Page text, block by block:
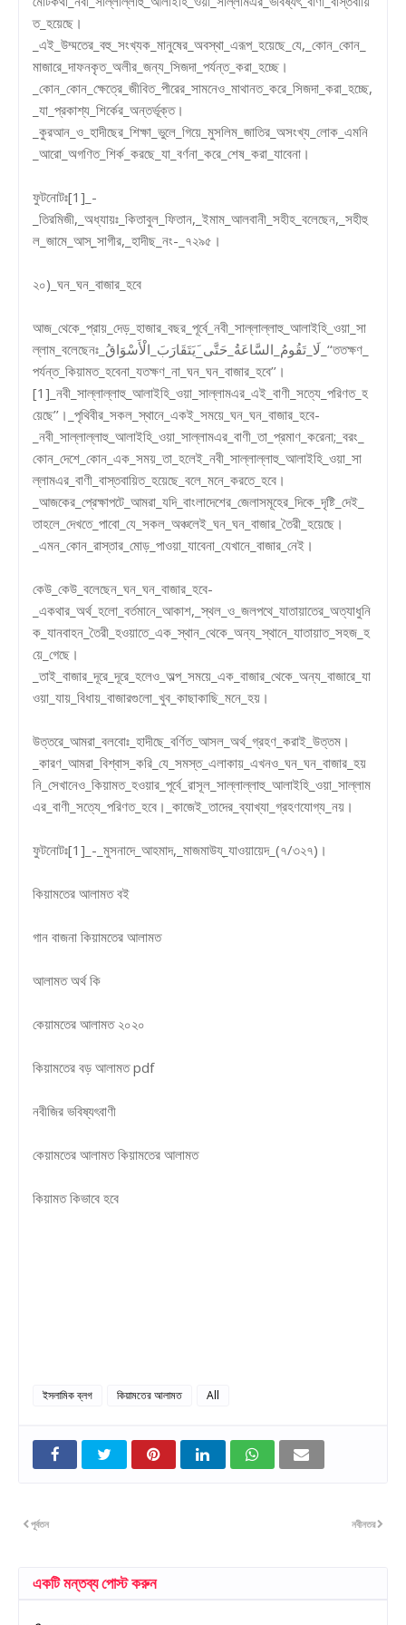
ত_হয়েছে।
_এই_উম্মতের_বহু_সংখ্যক_মানুষের_অবস্থা_এরূপ_হয়েছে_যে,_কোন_কোন_
মাজারে_দাফনকৃত_অলীর_জন্য_সিজদা_পর্যন্ত_করা_হচ্ছে।
_কোন_কোন_ক্ষেত্রে_জীবিত_পীরের_সামনেও_মাথানত_করে_সিজদা_করা_হচ্ছে,
_যা_প্রকাশ্য_শির্কের_অন্তর্ভূক্ত।
_কুরআন_ও_হাদীছের_শিক্ষা_ভুলে_গিয়ে_মুসলিম_জাতির_অসংখ্য_লোক_এমনি
_আরো_অগণিত_শির্ক_করছে_যা_বর্ণনা_করে_শেষ_করা_যাবেনা।
ফুটনোটঃ[1]_-
_তিরমিজী,_অধ্যায়ঃ_কিতাবুল_ফিতান,_ইমাম_আলবানী_সহীহ_বলেছেন,_সহীহু
ল_জামে_আস্_সাগীর,_হাদীছ_নং-_৭২৯৫।
২০)_ঘন_ঘন_বাজার_হবে
আজ_থেকে_প্রায়_দেড়_হাজার_বছর_পূর্বে_নবী_সাল্লাল্লাহু_আলাইহি_ওয়া_সা
ল্লাম_বলেছেনঃ_لَا_تَقُومُ_السَّاعَةُ_حَتَّى_َيَتَقَارَبَ_الْأَسْوَاقُ_‘‘ততক্ষণ_
পর্যন্ত_কিয়ামত_হবেনা_যতক্ষণ_না_ঘন_ঘন_বাজার_হবে’’।
[1]_নবী_সাল্লাল্লাহু_আলাইহি_ওয়া_সাল্লামএর_এই_বাণী_সত্যে_পরিণত_হ
য়েছে’’।_পৃথিবীর_সকল_স্থানে_একই_সময়ে_ঘন_ঘন_বাজার_হবে-
_নবী_সাল্লাল্লাহু_আলাইহি_ওয়া_সাল্লামএর_বাণী_তা_প্রমাণ_করেনা;_বরং_
কোন_দেশে_কোন_এক_সময়_তা_হলেই_নবী_সাল্লাল্লাহু_আলাইহি_ওয়া_সা
ল্লামএর_বাণী_বাস্তবায়িত_হয়েছে_বলে_মনে_করতে_হবে।
_আজকের_প্রেক্ষাপটে_আমরা_যদি_বাংলাদেশের_জেলাসমূহের_দিকে_দৃষ্টি_দেই_
তাহলে_দেখতে_পাবো_যে_সকল_অঞ্চলেই_ঘন_ঘন_বাজার_তৈরী_হয়েছে।
_এমন_কোন_রাস্তার_মোড়_পাওয়া_যাবেনা_যেখানে_বাজার_নেই।
কেউ_কেউ_বলেছেন_ঘন_ঘন_বাজার_হবে-
_একথার_অর্থ_হলো_বর্তমানে_আকাশ,_স্থল_ও_জলপথে_যাতায়াতের_অত্যাধুনি
ক_যানবাহন_তৈরী_হওয়াতে_এক_স্থান_থেকে_অন্য_স্থানে_যাতায়াত_সহজ_হ
য়ে_গেছে।
_তাই_বাজার_দূরে_দূরে_হলেও_অল্প_সময়ে_এক_বাজার_থেকে_অন্য_বাজারে_যা
ওয়া_যায়_বিধায়_বাজারগুলো_খুব_কাছাকাছি_মনে_হয়।
উত্তরে_আমরা_বলবোঃ_হাদীছে_বর্ণিত_আসল_অর্থ_গ্রহণ_করাই_উত্তম।
_কারণ_আমরা_বিশ্বাস_করি_যে_সমস্ত_এলাকায়_এখনও_ঘন_ঘন_বাজার_হয়
নি_সেখানেও_কিয়ামত_হওয়ার_পূর্বে_রাসূল_সাল্লাল্লাহু_আলাইহি_ওয়া_সাল্লাম
এর_বাণী_সত্যে_পরিণত_হবে।_কাজেই_তাদের_ব্যাখ্যা_গ্রহণযোগ্য_নয়।
ফুটনোটঃ[1]_-_মুসনাদে_আহমাদ,_মাজমাউয্_যাওয়ায়েদ_(৭/৩২৭)।
কিয়ামতের আলামত বই
গান বাজনা কিয়ামতের আলামত
আলামত অর্থ কি
কেয়ামতের আলামত ২০২০
কিয়ামতের বড় আলামত pdf
নবীজির ভবিষ্যৎবাণী
কেয়ামতের আলামত কিয়ামতের আলামত
কিয়ামত কিভাবে হবে
ইসলামিক ব্লগ কিয়ামতের আলামত All
নবীনতর
পূর্বতন
একটি মন্তব্য পোস্ট করুন